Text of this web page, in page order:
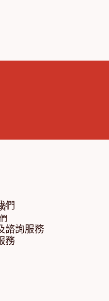
們
諮詢服務
務